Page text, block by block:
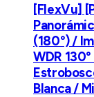
[FlexVu]
(180°) /
WDR
Blanca /